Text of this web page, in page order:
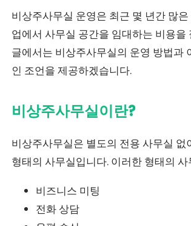
비상주사무실 운영은 최근 몇 년간 많
업에서 사무실 공간을 임대하는 비용
글에서는 비상주사무실의 운영 방법과
인 조언을 제공하겠습니다.
비상주사무실이란?
비상주사무실은 별도의 전용 사무실
형태의 사무실입니다. 이러한 형태의
비즈니스 미팅
전화 상담